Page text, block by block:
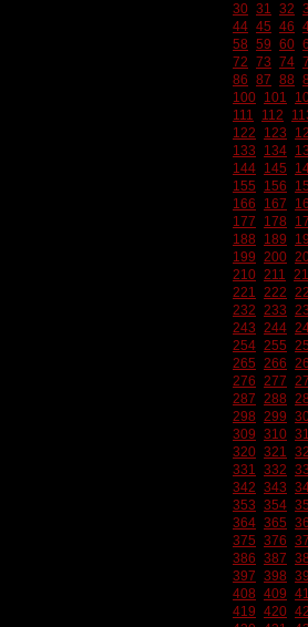
30 31 32
44 45 46
58 59 60
72 73 74
86 87 88
100 101
111
112
122
123
133
134
144 145
155
156
166
167
177
178
188
189
199 200
210 211
221 222
232 233
243 244
254 255
265 266
276 277
287 288
298 299
309 310
320 321
331 332
342 343
353 354
364 365
375 376
386 387
397 398
408 409
419 420